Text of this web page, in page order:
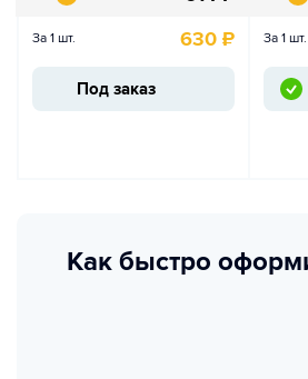
За 1 шт. 630 ₽
Под заказ
За 1 шт.
Как быстро